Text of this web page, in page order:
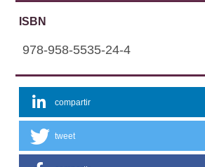
ISBN
978-958-5535-24-4
compartir
tweet